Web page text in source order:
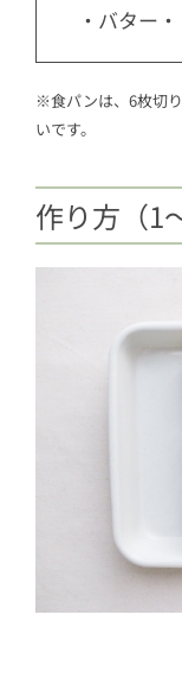
・バター
※食パンは、6枚切
いです。
作り方（1